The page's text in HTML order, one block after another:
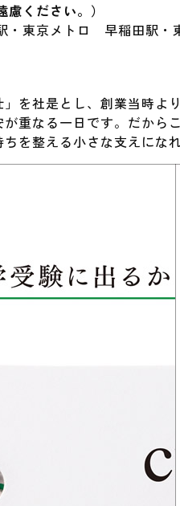
ください。）
・東京メトロ 早稲田駅
を社是とし、創業当時
重なる一日です。だか
を整える小さな支えに